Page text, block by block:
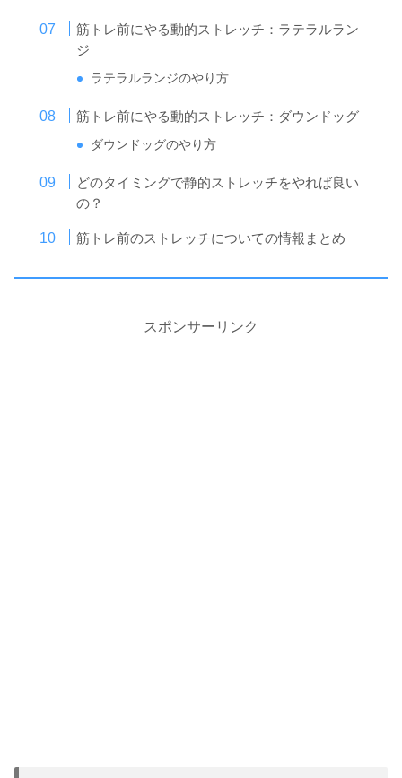
筋トレ前にやる動的ストレッチ：ラテラルラン
ジ
ラテラルランジのやり方
筋トレ前にやる動的ストレッチ：ダウンドッグ
ダウンドッグのやり方
どのタイミングで静的ストレッチをやれば良い
の？
筋トレ前のストレッチについての情報まとめ
スポンサーリンク